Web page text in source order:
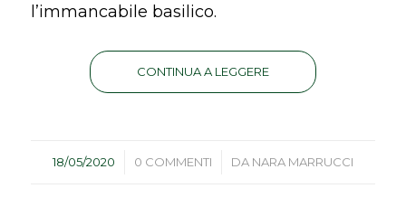
l’immancabile basilico.
CONTINUA A LEGGERE
18/05/2020
/ 0 COMMENTI
/ DA NARA MARRUCCI